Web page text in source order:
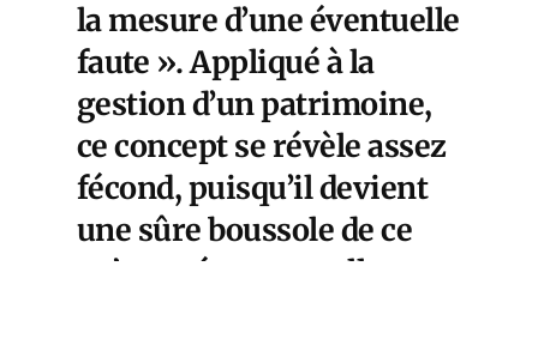
la mesure d’une éventuelle
faute ». Appliqué à la
gestion d’un patrimoine,
ce concept se révèle assez
fécond, puisqu’il devient
une sûre boussole de ce
qu’un ménage, quelle que